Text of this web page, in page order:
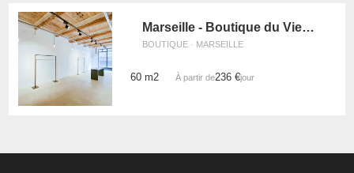
Marseille - Boutique du Vieux-Port
BOUTIQUE · MARSEILLE
60 m2 À partir de236 €/jour